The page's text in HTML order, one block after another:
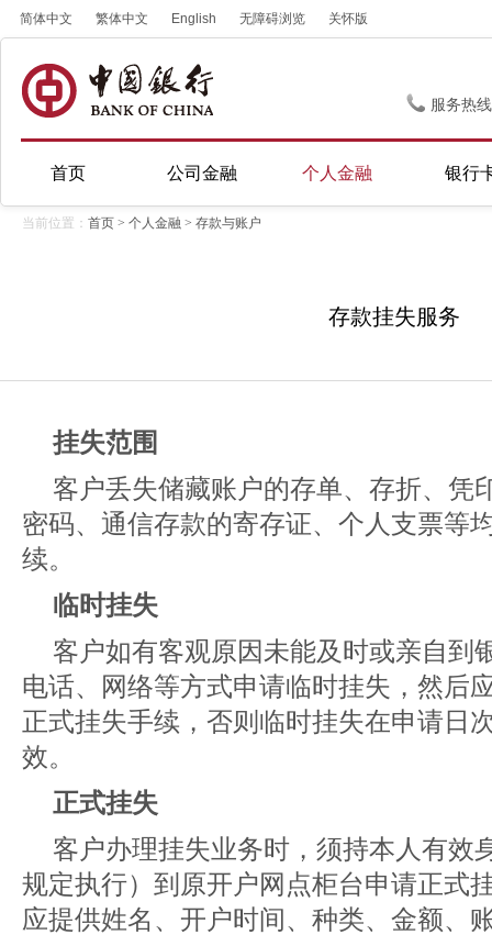
简体中文 繁体中文 English 无障碍浏览 关怀版
服务热
首页 公司金融 个人金融 银行
当前位置： 首页 > 个人金融 > 存款与账户
存款挂失服务
挂失范围
客户丢失储藏账户的存单、存折、凭
密码、通信存款的寄存证、个人支票等
续。
临时挂失
客户如有客观原因未能及时或亲自到
电话、网络等方式申请临时挂失，然后
正式挂失手续，否则临时挂失在申请日
效。
正式挂失
客户办理挂失业务时，须持本人有效
规定执行）到原开户网点柜台申请正式
应提供姓名、开户时间、种类、金额、